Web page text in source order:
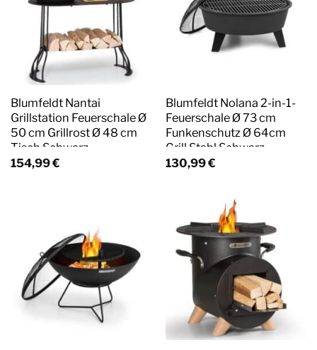
Blumfeldt Nantai
Grillstation Feuerschale Ø
50 cm Grillrost Ø 48 cm
Tisch Schwarz
154,99€
Blumfeldt Nolana 2-in-1-
Feuerschale Ø 73 cm
Funkenschutz Ø 64cm
Grill Stahl Schwarz
130,99€